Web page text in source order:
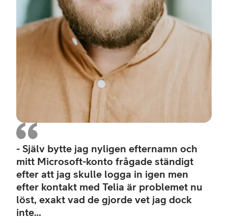
- Själv bytte jag nyligen efternamn och
mitt Microsoft-konto frågade ständigt
efter att jag skulle logga in igen men
efter kontakt med Telia är problemet nu
löst, exakt vad de gjorde vet jag dock
inte…